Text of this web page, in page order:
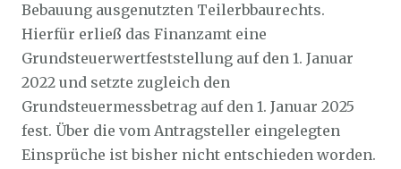
Bebauung ausgenutzten Teilerbbaurechts.
Hierfür erließ das Finanzamt eine
Grundsteuerwertfeststellung auf den 1. Januar
2022 und setzte zugleich den
Grundsteuermessbetrag auf den 1. Januar 2025
fest. Über die vom Antragsteller eingelegten
Einsprüche ist bisher nicht entschieden worden.